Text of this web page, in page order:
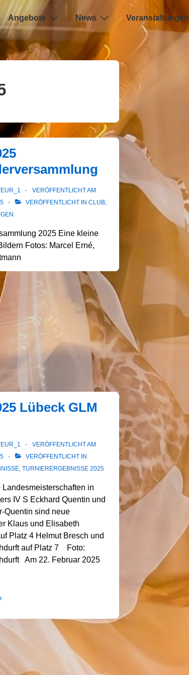
Angebote News Veranstaltungen
VERÖFFENTLICHT AM
VERÖFFENTLICHT IN CLUB,
2025 Eine kleine
Fotos: Marcel Erné,
Lübeck GLM
VERÖFFENTLICHT AM
VERÖFFENTLICHT IN
, TURNIERERGEBNISSE 2025
Landesmeisterschaften in
IV S Eckhard Quentin und
Quentin sind neue
Klaus und Elisabeth
Platz 4 Helmut Bresch und
auf Platz 7 Foto:
Am 22. Februar 2025